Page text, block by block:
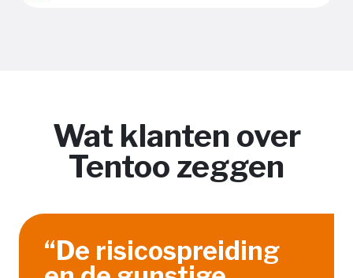
Wat klanten over
Tentoo zeggen
“De risicospreiding